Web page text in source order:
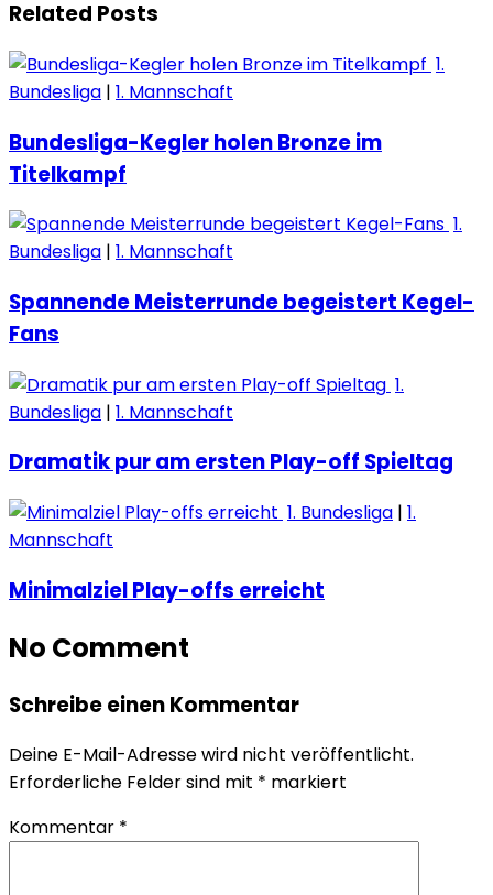
Related Posts
1.
Bundesliga | 1. Mannschaft
Bundesliga-Kegler holen Bronze im
Titelkampf
1.
Bundesliga | 1. Mannschaft
Spannende Meisterrunde begeistert Kegel-
Fans
1.
Bundesliga | 1. Mannschaft
Dramatik pur am ersten Play-off Spieltag
1. Bundesliga | 1.
Mannschaft
Minimalziel Play-offs erreicht
No Comment
Schreibe einen Kommentar
Deine E-Mail-Adresse wird nicht veröffentlicht.
Erforderliche Felder sind mit * markiert
Kommentar *